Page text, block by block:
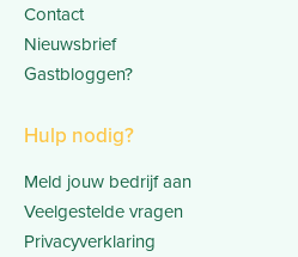
Contact
Nieuwsbrief
Gastbloggen?
Hulp nodig?
Meld jouw bedrijf aan
Veelgestelde vragen
Privacyverklaring